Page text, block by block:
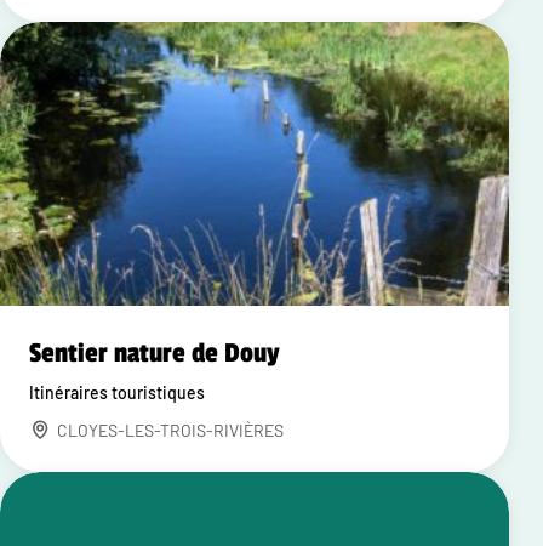
Sentier nature de Douy
Itinéraires touristiques
CLOYES-LES-TROIS-RIVIÈRES